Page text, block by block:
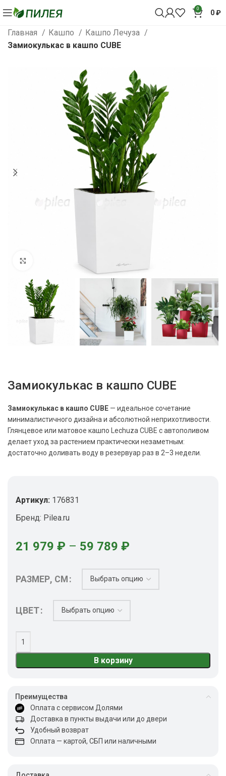
0 0₽
Главная Кашпо
Кашпо Лечуза
Замиокулькас в кашпо CUBE
Замиокулькас в кашпо CUBE
Замиокулькас в кашпо CUBE — идеальное сочетание
минималистичного дизайна и абсолютной неприхотливости.
Глянцевое или матовое кашпо Lechuza CUBE с автополивом
делает уход за растением практически незаметным:
достаточно доливать воду в резервуар раз в 2–3 недели.
Артикул: 176831
Бренд: Pilea.ru
21 979 ₽ – 59 789 ₽
РАЗМЕР, СМ
ЦВЕТ
В корзину
Преимущества
Оплата с сервисом Долями
Доставка в пункты выдачи или до двери
Удобный возврат
Оплата — картой, СБП или наличными